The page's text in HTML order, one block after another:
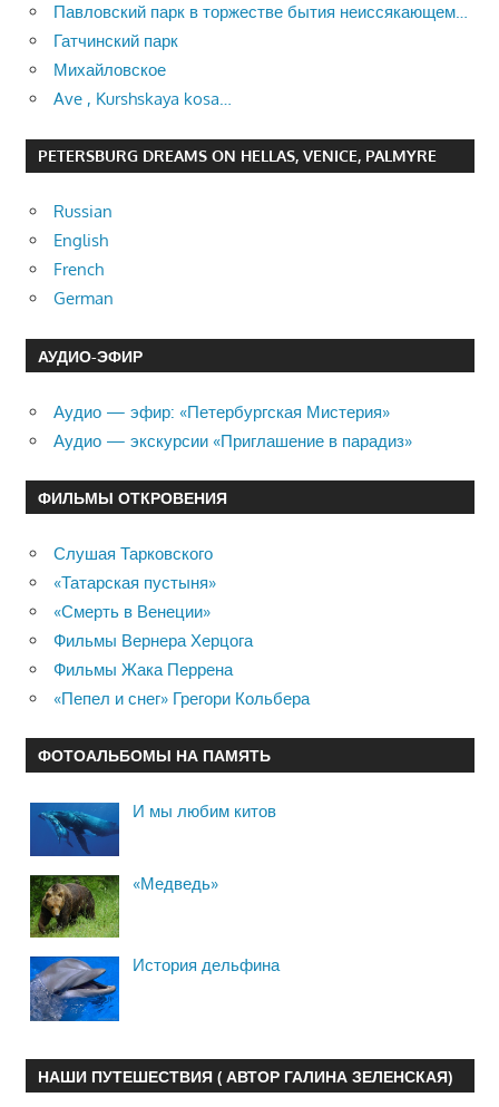
Павловский парк в торжестве бытия неиссякающем…
Гатчинский парк
Михайловское
Ave , Kurshskaya kosa…
PETERSBURG DREAMS ON HELLAS, VENICE, PALMYRE
Russian
English
French
German
АУДИО-ЭФИР
Аудио — эфир: «Петербургская Мистерия»
Аудио — экскурсии «Приглашение в парадиз»
ФИЛЬМЫ ОТКРОВЕНИЯ
Слушая Тарковского
«Татарская пустыня»
«Смерть в Венеции»
Фильмы Вернера Херцога
Фильмы Жака Перрена
«Пепел и снег» Грегори Кольбера
ФОТОАЛЬБОМЫ НА ПАМЯТЬ
И мы любим китов
«Медведь»
История дельфина
НАШИ ПУТЕШЕСТВИЯ ( АВТОР ГАЛИНА ЗЕЛЕНСКАЯ)